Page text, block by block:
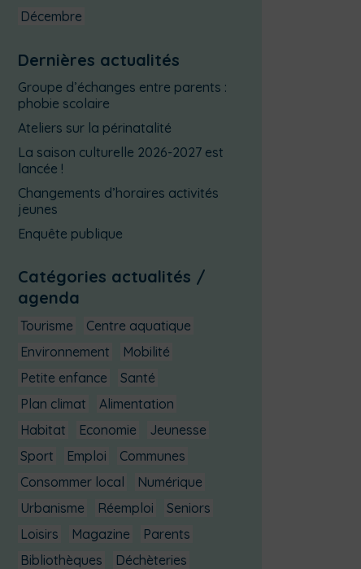
Décembre
Dernières actualités
Groupe d’échanges entre parents :
phobie scolaire
Ateliers sur la périnatalité
La saison culturelle 2026-2027 est
lancée !
Changements d’horaires activités
jeunes
Enquête publique
Catégories actualités /
agenda
Tourisme
Centre aquatique
Environnement
Mobilité
Petite enfance
Santé
Plan climat
Alimentation
Habitat
Economie
Jeunesse
Sport
Emploi
Communes
Consommer local
Numérique
Urbanisme
Réemploi
Seniors
Loisirs
Magazine
Parents
Bibliothèques
Déchèteries